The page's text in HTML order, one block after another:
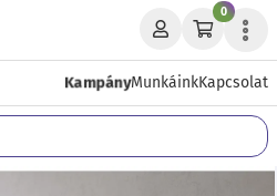
0
KampányMunkáinkKapcsolat